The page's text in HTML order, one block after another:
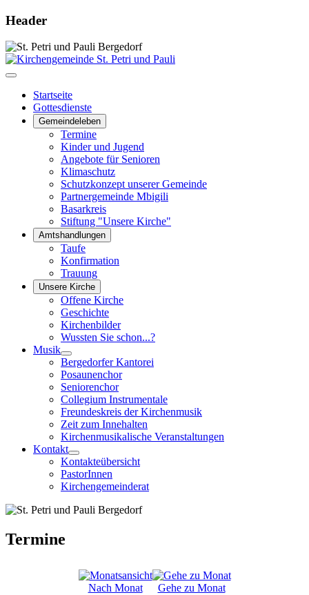
Header
Startseite
Gottesdienste
Gemeindeleben
Termine
Kinder und Jugend
Angebote für Senioren
Klimaschutz
Schutzkonzept unserer Gemeinde
Partnergemeinde Mbigili
Basarkreis
Stiftung "Unsere Kirche"
Amtshandlungen
Taufe
Konfirmation
Trauung
Unsere Kirche
Offene Kirche
Geschichte
Kirchenbilder
Wussten Sie schon...?
Musik
Bergedorfer Kantorei
Posaunenchor
Seniorenchor
Collegium Instrumentale
Freundeskreis der Kirchenmusik
Zeit zum Innehalten
Kirchenmusikalische Veranstaltungen
Kontakt
Kontakteübersicht
PastorInnen
Kirchengemeinderat
Termine
Nach Monat Gehe zu Monat